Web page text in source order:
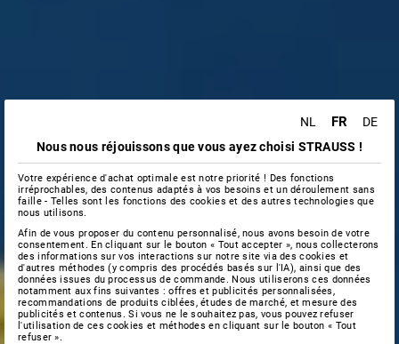
NL FR
DE
Nous nous réjouissons que vous ayez choisi STRAUSS !
Votre expérience d'achat optimale est notre priorité ! Des fonctions
irréprochables, des contenus adaptés à vos besoins et un déroulement sans
faille - Telles sont les fonctions des cookies et des autres technologies que
nous utilisons.
Afin de vous proposer du contenu personnalisé, nous avons besoin de votre
consentement. En cliquant sur le bouton « Tout accepter », nous collecterons
des informations sur vos interactions sur notre site via des cookies et
d'autres méthodes (y compris des procédés basés sur l'IA), ainsi que des
données issues du processus de commande. Nous utiliserons ces données
notamment aux fins suivantes : offres et publicités personnalisées,
recommandations de produits ciblées, études de marché, et mesure des
publicités et contenus. Si vous ne le souhaitez pas, vous pouvez refuser
l'utilisation de ces cookies et méthodes en cliquant sur le bouton « Tout
refuser ».